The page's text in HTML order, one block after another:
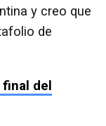
y creo que
de
del